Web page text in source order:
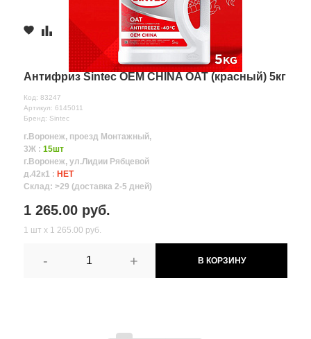
Антифриз Sintec OEM CHINA OAT (красный) 5кг
Код: 83247
Артикул: 6145011
Бренд: Sintec
г.Воронеж, проезд Монтажный,
3Ж : 15шт
г.Воронеж, ул.Лидии Рябцевой
д.42к1 : НЕТ
Склад: >29 (доставка 2-5 дней)
1 265.00 руб.
1 шт х 1 265.00 руб.
- + В КОРЗИНУ